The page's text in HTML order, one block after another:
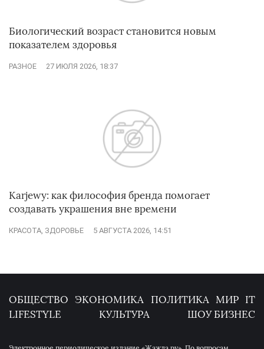
Биологический возраст становится новым
показателем здоровья
РАЗНОЕ 27 ИЮЛЯ 2026, 18:37
Karjewy: как философия бренда помогает
создавать украшения вне времени
КРАСОТА, ЗДОРОВЬЕ 5 АВГУСТА 2026, 14:51
ОБЩЕСТВО ЭКОНОМИКА ПОЛИТИКА МИР IT
LIFESTYLE
КУЛЬТУРА ШОУ БИЗНЕС